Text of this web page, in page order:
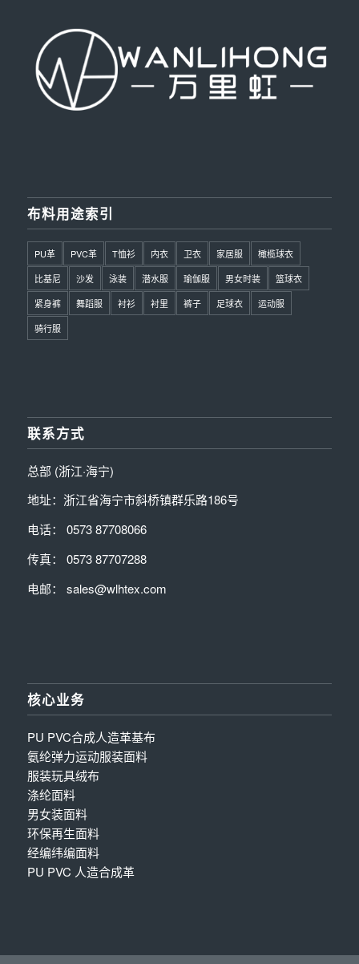
布料用途索引
PU革 PVC革 T恤衫 内衣 卫衣 家居服
橄榄球衣
比基尼
沙发 泳装 潜水服 瑜伽服 男女时装
篮球衣
紧身裤
舞蹈服 衬衫 衬里 裤子 足球衣
运动服
骑行服
联系方式
总部 (浙江·海宁)
地址：浙江省海宁市斜桥镇群乐路186号
电话： 0573 87708066
传真： 0573 87707288
电邮： sales@wlhtex.com
核心业务
PU PVC合成人造革基布
氨纶弹力运动服装面料
服装玩具绒布
涤纶面料
男女装面料
环保再生面料
经编纬编面料
PU PVC 人造合成革